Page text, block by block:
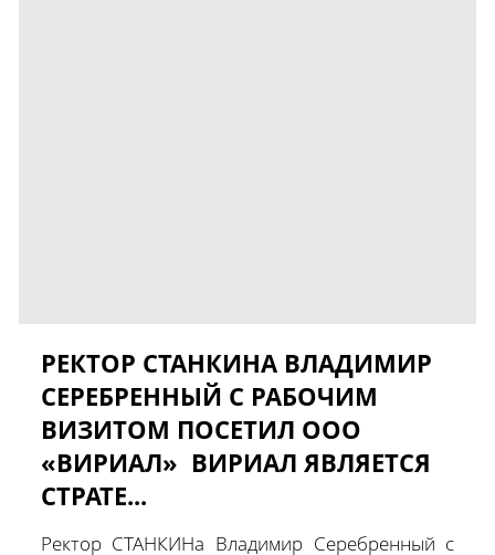
РЕКТОР СТАНКИНА ВЛАДИМИР
СЕРЕБРЕННЫЙ С РАБОЧИМ
ВИЗИТОМ ПОСЕТИЛ ООО
«ВИРИАЛ» ВИРИАЛ ЯВЛЯЕТСЯ
СТРАТЕ...
Ректор СТАНКИНа Владимир Серебренный с